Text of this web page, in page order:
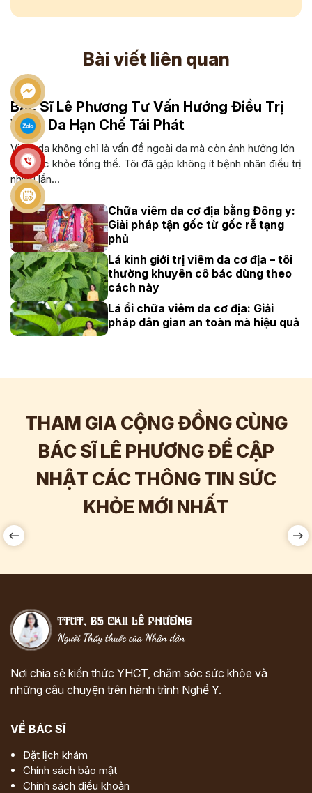
Bài viết liên quan
Bác Sĩ Lê Phương Tư Vấn Hướng Điều Trị
Viêm Da Hạn Chế Tái Phát
Viêm da không chỉ là vấn đề ngoài da mà còn ảnh hưởng lớn
đến sức khỏe tổng thể. Tôi đã gặp không ít bệnh nhân điều trị
nhiều lần...
Chữa viêm da cơ địa bằng Đông y:
Giải pháp tận gốc từ gốc rễ tạng
phủ
Lá kinh giới trị viêm da cơ địa – tôi
thường khuyên cô bác dùng theo
cách này
Lá ổi chữa viêm da cơ địa: Giải
pháp dân gian an toàn mà hiệu quả
THAM GIA CỘNG ĐỒNG CÙNG
BÁC SĨ LÊ PHƯƠNG ĐỂ CẬP
NHẬT CÁC THÔNG TIN SỨC
KHỎE MỚI NHẤT
Nơi chia sẻ kiến thức YHCT, chăm sóc sức khỏe và
những câu chuyện trên hành trình Nghề Y.
VỀ BÁC SĨ
Đặt lịch khám
Chính sách bảo mật
Chính sách điều khoản